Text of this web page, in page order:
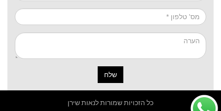
שלח
כל הזכויות שמורות לנאות שירן